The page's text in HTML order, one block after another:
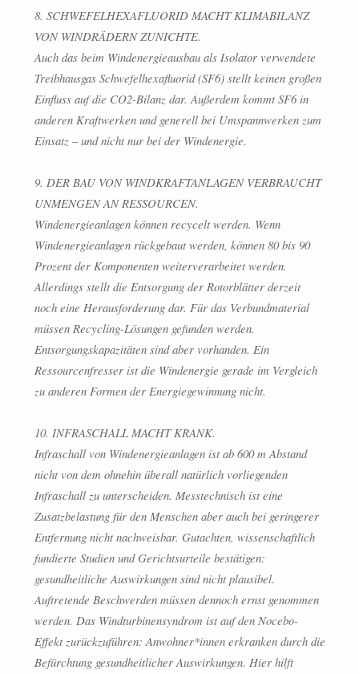
8. SCHWEFELHEXAFLUORID MACHT KLIMABILANZ
VON WINDRÄDERN ZUNICHTE.
Auch das beim Windenergieausbau als Isolator verwendete
Treibhausgas Schwefelhexafluorid (SF6) stellt keinen großen
Einfluss auf die CO2-Bilanz dar. Außerdem kommt SF6 in
anderen Kraftwerken und generell bei Umspannwerken zum
Einsatz – und nicht nur bei der Windenergie.
9. DER BAU VON WINDKRAFTANLAGEN VERBRAUCHT
UNMENGEN AN RESSOURCEN.
Windenergieanlagen können recycelt werden. Wenn
Windenergieanlagen rückgebaut werden, können 80 bis 90
Prozent der Komponenten weiterverarbeitet werden.
Allerdings stellt die Entsorgung der Rotorblätter derzeit
noch eine Herausforderung dar. Für das Verbundmaterial
müssen Recycling-Lösungen gefunden werden.
Entsorgungskapazitäten sind aber vorhanden. Ein
Ressourcenfresser ist die Windenergie gerade im Vergleich
zu anderen Formen der Energiegewinnung nicht.
10. INFRASCHALL MACHT KRANK.
Infraschall von Windenergieanlagen ist ab 600 m Abstand
nicht von dem ohnehin überall natürlich vorliegenden
Infraschall zu unterscheiden. Messtechnisch ist eine
Zusatzbelastung für den Menschen aber auch bei geringerer
Entfernung nicht nachweisbar. Gutachten, wissenschaftlich
fundierte Studien und Gerichtsurteile bestätigen:
gesundheitliche Auswirkungen sind nicht plausibel.
Auftretende Beschwerden müssen dennoch ernst genommen
werden. Das Windturbinensyndrom ist auf den Nocebo-
Effekt zurückzuführen: Anwohner*innen erkranken durch die
Befürchtung gesundheitlicher Auswirkungen. Hier hilft